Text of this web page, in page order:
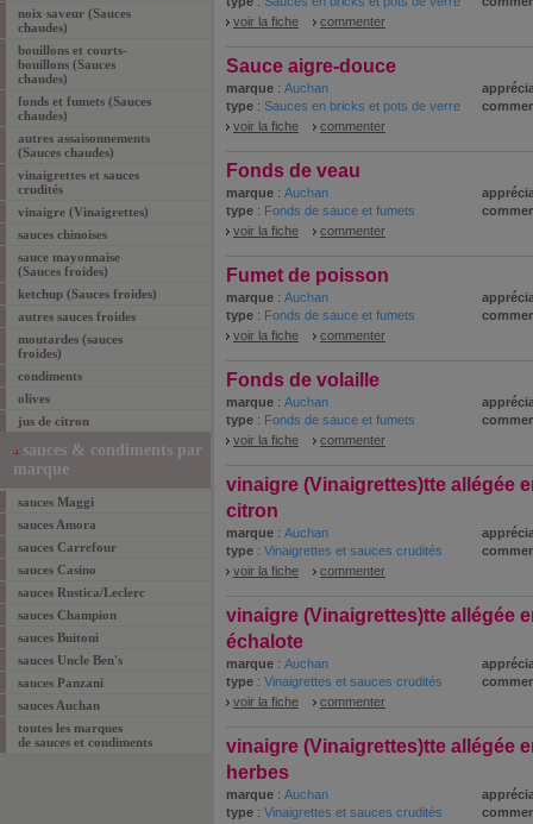
noix saveur (Sauces
chaudes)
bouillons et courts-
bouillons (Sauces
chaudes)
fonds et fumets (Sauces
chaudes)
autres assaisonnements
(Sauces chaudes)
vinaigrettes et sauces
crudités
vinaigre (Vinaigrettes)
sauces chinoises
sauce mayonnaise
(Sauces froides)
ketchup (Sauces froides)
autres sauces froides
moutardes (sauces
froides)
condiments
olives
jus de citron
sauces & condiments par
marque
sauces Maggi
sauces Amora
sauces Carrefour
sauces Casino
sauces Rustica/Leclerc
sauces Champion
sauces Buitoni
sauces Uncle Ben's
sauces Panzani
sauces Auchan
toutes les marques
de sauces et condiments
voir la fiche
commenter
Sauce aigre-douce
marque : Auchan
type : Sauces en bricks et pots de verre
voir la fiche
commenter
Fonds de veau
marque : Auchan
type : Fonds de sauce et fumets
voir la fiche
commenter
Fumet de poisson
marque : Auchan
type : Fonds de sauce et fumets
voir la fiche
commenter
Fonds de volaille
marque : Auchan
type : Fonds de sauce et fumets
voir la fiche
commenter
vinaigre (Vinaigrettes)tte allégée
citron
marque : Auchan
type : Vinaigrettes et sauces crudités
voir la fiche
commenter
vinaigre (Vinaigrettes)tte allégée
échalote
marque : Auchan
type : Vinaigrettes et sauces crudités
voir la fiche
commenter
vinaigre (Vinaigrettes)tte allégée
herbes
marque : Auchan
type : Vinaigrettes et sauces crudités